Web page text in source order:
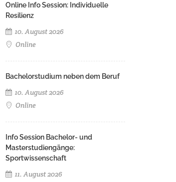
Online Info Session: Individuelle
Resilienz
10. August 2026
Online
Bachelorstudium neben dem Beruf
10. August 2026
Online
Info Session Bachelor- und
Masterstudiengänge:
Sportwissenschaft
11. August 2026